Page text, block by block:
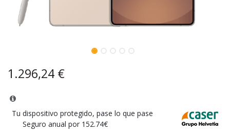
1.296,24 €
Tu dispositivo protegido, pase lo que pase
Seguro anual por 152.74€